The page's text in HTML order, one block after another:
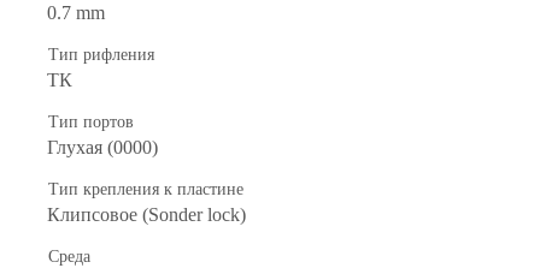
0.7 mm
Тип рифления
ТК
Тип портов
Глухая (0000)
Тип крепления к пластине
Клипсовое (Sonder lock)
Среда